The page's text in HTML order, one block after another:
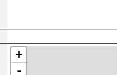
+
-